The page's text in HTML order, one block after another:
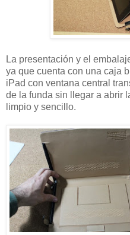
La presentación y el
ya que cuenta con una caja
iPad con ventana central
de la funda sin llegar a abrir
limpio y sencillo.